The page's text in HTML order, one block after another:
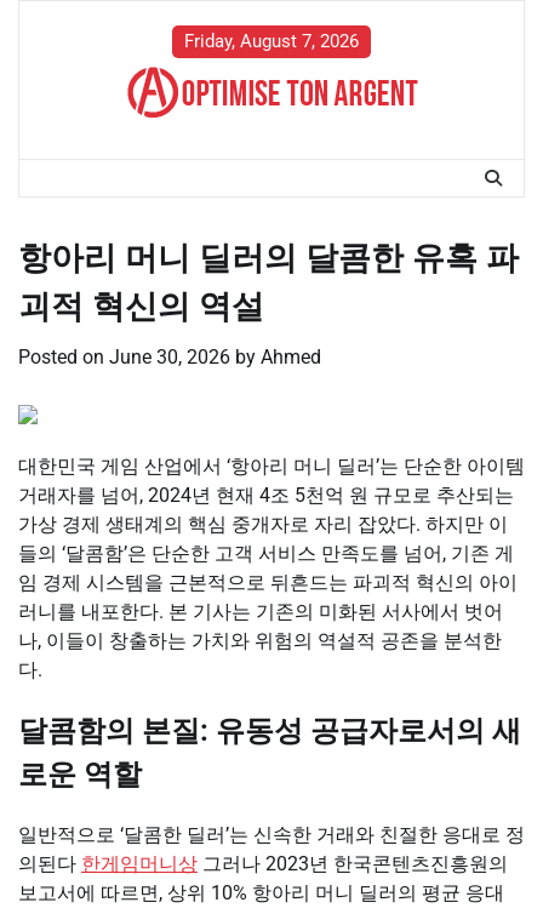
Friday, August 7, 2026
항아리 머니 딜러의 달콤한 유혹 파
괴적 혁신의 역설
Posted on June 30, 2026 by Ahmed
대한민국 게임 산업에서 ‘항아리 머니 딜러’는 단순한 아이템
거래자를 넘어, 2024년 현재 4조 5천억 원 규모로 추산되는
가상 경제 생태계의 핵심 중개자로 자리 잡았다. 하지만 이
들의 ‘달콤함’은 단순한 고객 서비스 만족도를 넘어, 기존 게
임 경제 시스템을 근본적으로 뒤흔드는 파괴적 혁신의 아이
러니를 내포한다. 본 기사는 기존의 미화된 서사에서 벗어
나, 이들이 창출하는 가치와 위험의 역설적 공존을 분석한
다.
달콤함의 본질: 유동성 공급자로서의 새
로운 역할
일반적으로 ‘달콤한 딜러’는 신속한 거래와 친절한 응대로 정
의된다 한게임머니상 그러나 2023년 한국콘텐츠진흥원의
보고서에 따르면, 상위 10% 항아리 머니 딜러의 평균 응대